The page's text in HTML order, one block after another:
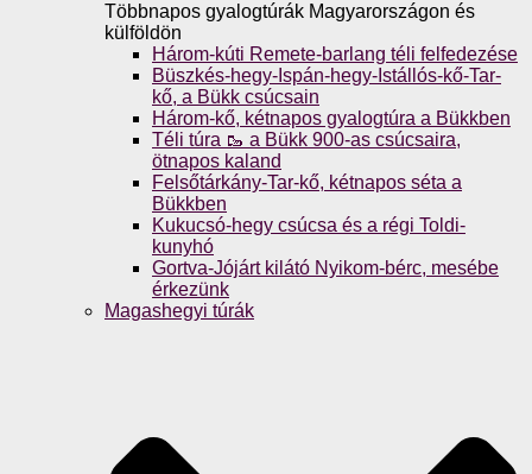
Többnapos gyalogtúrák Magyarországon és
külföldön
Három-kúti Remete-barlang téli felfedezése
Büszkés-hegy-Ispán-hegy-Istállós-kő-Tar-
kő, a Bükk csúcsain
Három-kő, kétnapos gyalogtúra a Bükkben
Téli túra 🥾 a Bükk 900-as csúcsaira,
ötnapos kaland
Felsőtárkány-Tar-kő, kétnapos séta a
Bükkben
Kukucsó-hegy csúcsa és a régi Toldi-
kunyhó
Gortva-Jójárt kilátó Nyikom-bérc, mesébe
érkezünk
Magashegyi túrák